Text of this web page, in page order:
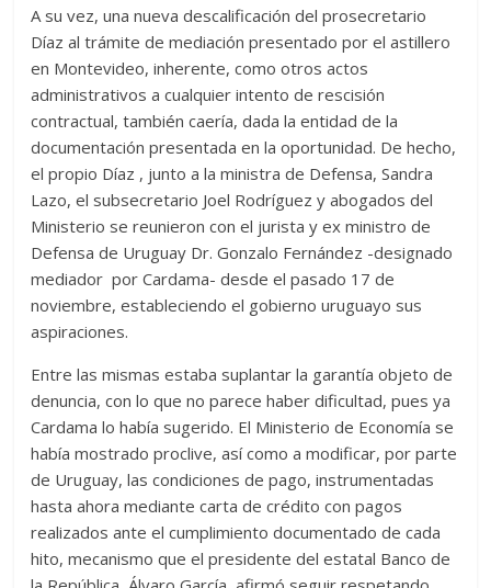
A su vez, una nueva descalificación del prosecretario
Díaz al trámite de mediación presentado por el astillero
en Montevideo, inherente, como otros actos
administrativos a cualquier intento de rescisión
contractual, también caería, dada la entidad de la
documentación presentada en la oportunidad. De hecho,
el propio Díaz , junto a la ministra de Defensa, Sandra
Lazo, el subsecretario Joel Rodríguez y abogados del
Ministerio se reunieron con el jurista y ex ministro de
Defensa de Uruguay Dr. Gonzalo Fernández -designado
mediador por Cardama- desde el pasado 17 de
noviembre, estableciendo el gobierno uruguayo sus
aspiraciones.
Entre las mismas estaba suplantar la garantía objeto de
denuncia, con lo que no parece haber dificultad, pues ya
Cardama lo había sugerido. El Ministerio de Economía se
había mostrado proclive, así como a modificar, por parte
de Uruguay, las condiciones de pago, instrumentadas
hasta ahora mediante carta de crédito con pagos
realizados ante el cumplimiento documentado de cada
hito, mecanismo que el presidente del estatal Banco de